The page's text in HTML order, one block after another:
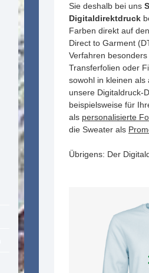
Sie deshalb bei uns
Digitaldirektdruck
Farben direkt auf
Direct to Garment
Verfahren
Transferfolien oder
sowohl in kleinen als
unsere Digitaldruck-
beispielsweise für
als personalisierte
die Sweater als
Übrigens: Der